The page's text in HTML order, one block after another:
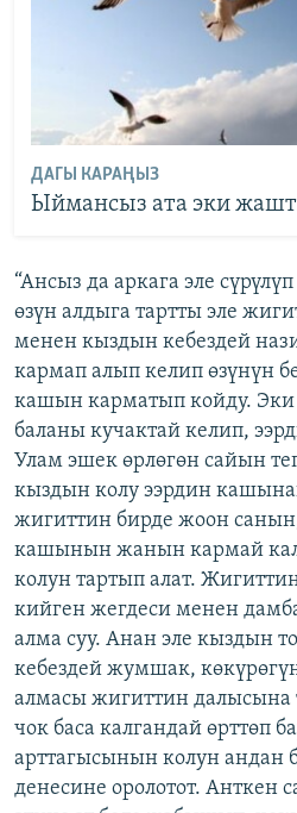
ДАГЫ КАРАҢЫЗ
Ыймансыз ата эки
“Ансыз да аркага эле
өзүн алдыга тартты эле
менен кыздын кебездей
кармап алып келип өзүнүн
кашын карматып койду. Эки
баланы кучактай келип,
Улам эшек өрлөгөн сайын
кыздын колу ээрдин
жигиттин бирде жоон
кашынын жанын кармай
колун тартып алат.
кийген жегдеси менен
алма суу. Анан эле кыздын
кебездей жумшак,
алмасы жигиттин
чок баса калгандай өрттөп
арттагысынын колун андан
денесине оролотот. Анткен